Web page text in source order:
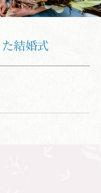
結婚式